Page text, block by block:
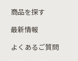
商品を探す
最新情報
よくあるご質問